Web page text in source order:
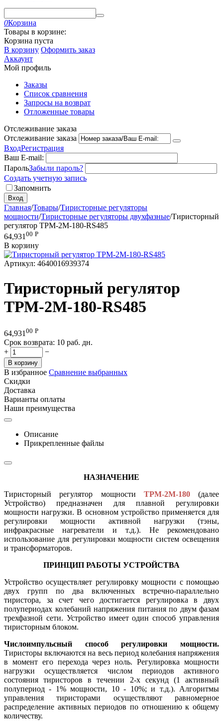
0Корзина
Товары в корзине:
Корзина пуста
В корзину Оформить заказ
Аккаунт
Мой профиль
Заказы
Список сравнения
Запросы на возврат
Отложенные товары
Отслеживание заказа
Отслеживание заказа
ВходРегистрация
Ваш E-mail:
ПарольЗабыли пароль?
Создать учетную запись
Запомнить
Вход
Главная/Товары/Тиристорные регуляторы
мощности/Тиристорные регуляторы двухфазные/Тиристорный
регулятор ТРМ-2М-180-RS485
64,931 00 Р
В корзину
Артикул: 4640016939374
Тиристорный регулятор
ТРМ-2М-180-RS485
64,931 00 Р
Срок возврата: 10 раб. дн.
+
−
В корзину
В избранное Сравнение выбранных
Скидки
Доставка
Варианты оплаты
Наши преимущества
Описание
Прикрепленные файлы
НАЗНАЧЕНИЕ
Тиристорный регулятор мощности ТРМ-2М-180(далее
Устройство) предназначен для плавной регулировки
мощности нагрузки. В основном устройство применяется для
регулировки мощности активной нагрузки (тэны,
инфракрасные нагреватели и т.д.). Не рекомендовано
использование для регулировки мощности систем освещения
и трансформаторов.
ПРИНЦИП РАБОТЫ УСТРОЙСТВА
Устройство осуществляет регулировку мощности с помощью
двух групп по два включенных встречно-параллельно
тиристора, за счет чего достигается регулировка в двух
полупериодах колебаний напряжения питания по двум фазам
трехфазной сети. Устройство имеет один способ управления
тиристорным блоком.
Числоимпульсный способ регулировки мощности.
Тиристоры включаются на весь период колебания напряжения
в момент его перехода через ноль. Регулировка мощности
нагрузки осуществляется числом периодов активного
состояния тиристоров в течении 2-х секунд (1 активный
полупериод - 1% мощности, 10 - 10%; и т.д.). Алгоритмы
управления тиристорами осуществляют равномерное
распределение активных периодов по отношению к общему
количеству.